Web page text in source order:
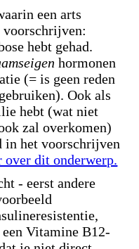
een arts
hebt gehad.
hormonen
(= is geen reden
Ook als
hebt (wat niet
zal overkomen)
in het voorschrijven
over dit onderwerp.
- eerst andere
Vitamine B12-